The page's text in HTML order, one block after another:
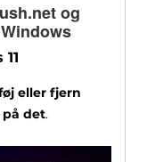
og
eller fjern
på det.